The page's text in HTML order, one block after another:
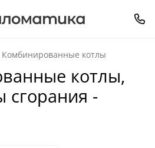
Комбинированные котлы
котлы,
сгорания -